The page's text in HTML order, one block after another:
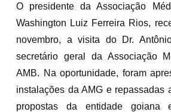
O presidente da Associação
Washington Luiz Ferreira Rios,
novembro, a visita do Dr.
secretário geral da Associação
AMB. Na oportunidade, foram
instalações da AMG e repassadas
propostas da entidade goiana